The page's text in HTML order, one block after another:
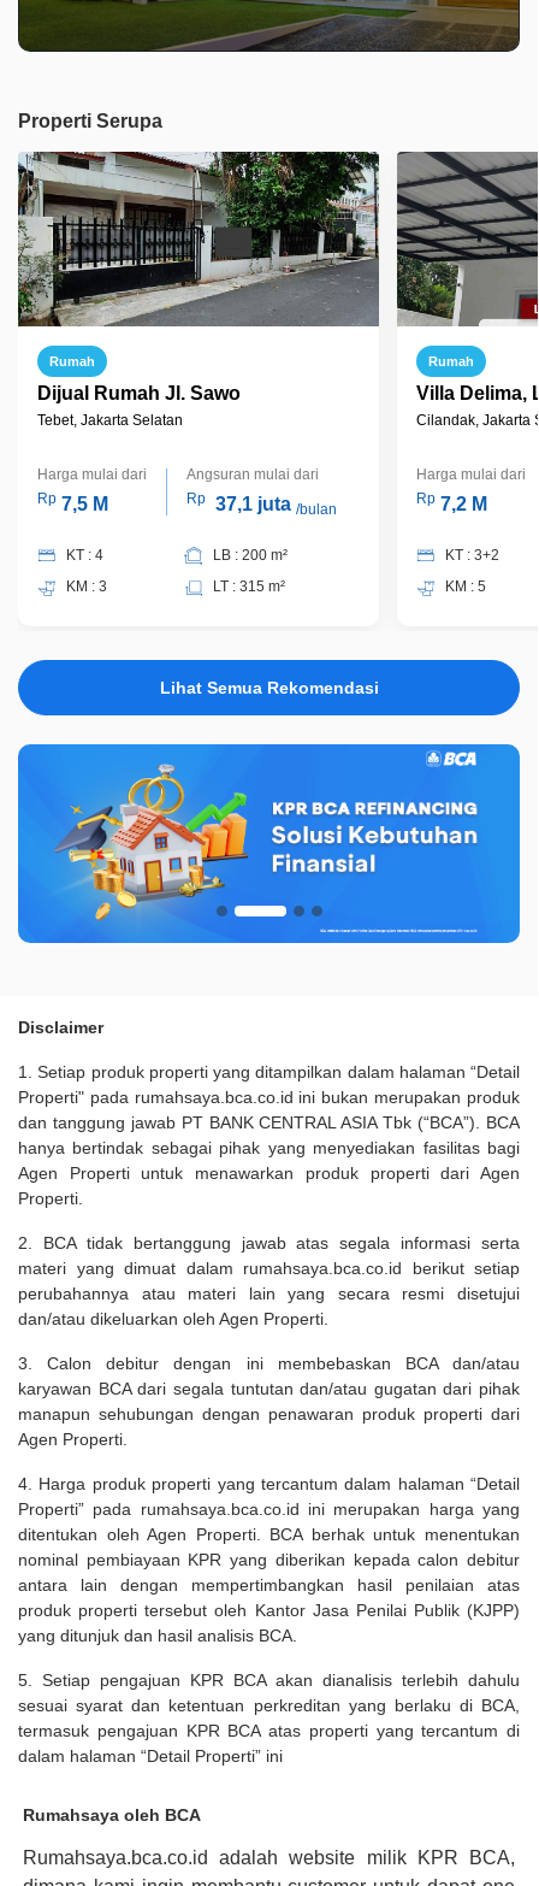
Properti Serupa
Rumah
Dijual Rumah Jl. Sawo
Tebet, Jakarta Selatan
Harga mulai dari
Rp 7,5 M
Angsuran mulai dari
Rp 37,1 juta /bulan
KT : 4
KM : 3
LB : 200 m²
LT : 315 m²
Rumah
Villa Delima,
Cilandak, Jakarta
Harga mulai dari
Rp 7,2 M
KT : 3+2
KM : 5
Lihat Semua Rekomendasi
Disclaimer
1. Setiap produk properti yang ditampilkan dalam halaman “Detail
Properti" pada rumahsaya.bca.co.id ini bukan merupakan produk
dan tanggung jawab PT BANK CENTRAL ASIA Tbk (“BCA”). BCA
hanya bertindak sebagai pihak yang menyediakan fasilitas bagi
Agen Properti untuk menawarkan produk properti dari Agen
Properti.
2. BCA tidak bertanggung jawab atas segala informasi serta
materi yang dimuat dalam rumahsaya.bca.co.id berikut setiap
perubahannya atau materi lain yang secara resmi disetujui
dan/atau dikeluarkan oleh Agen Properti.
3. Calon debitur dengan ini membebaskan BCA dan/atau
karyawan BCA dari segala tuntutan dan/atau gugatan dari pihak
manapun sehubungan dengan penawaran produk properti dari
Agen Properti.
4. Harga produk properti yang tercantum dalam halaman “Detail
Properti” pada rumahsaya.bca.co.id ini merupakan harga yang
ditentukan oleh Agen Properti. BCA berhak untuk menentukan
nominal pembiayaan KPR yang diberikan kepada calon debitur
antara lain dengan mempertimbangkan hasil penilaian atas
produk properti tersebut oleh Kantor Jasa Penilai Publik (KJPP)
yang ditunjuk dan hasil analisis BCA.
5. Setiap pengajuan KPR BCA akan dianalisis terlebih dahulu
sesuai syarat dan ketentuan perkreditan yang berlaku di BCA,
termasuk pengajuan KPR BCA atas properti yang tercantum di
dalam halaman “Detail Properti” ini
Rumahsaya oleh BCA
Rumahsaya.bca.co.id adalah website milik KPR BCA,